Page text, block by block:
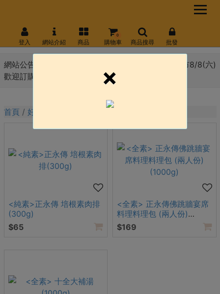
網站公告 :
8月份會員日 線上官網8/10(一) \ 永和門市8/8(六)
歡迎訂購!!!
登入 網站介紹 商品 購物車
0
商品搜尋 批發
首頁 好想你素生活
<純素>正永傳 培根素肉排
(300g)
$65
<全素> 正永傳佛跳牆宴席
料理料理包 (兩人份)
(1000g)
$169
×